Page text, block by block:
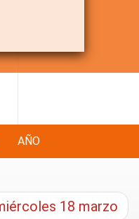
AÑO
18 marzo